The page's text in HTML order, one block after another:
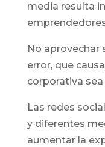
media resulta
No aprovechar
error, que
corporativa sea
Las redes
y diferentes
aumentar la